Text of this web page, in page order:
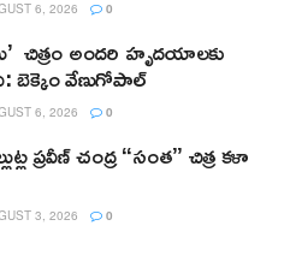
6, 2026 0
చిత్రం అందరి హృదయాలకు
బెక్కెం వేణుగోపాల్‌
6, 2026 0
ప్రవీణ్ చంద్ర “సంత” చిత్ర కళా
3, 2026 0